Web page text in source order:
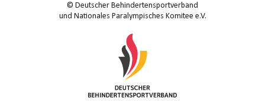
© Deutscher Behindertensportverband
und Nationales Paralympisches Komitee e.V.